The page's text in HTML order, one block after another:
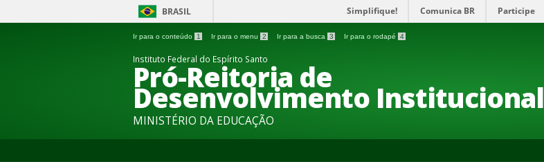
BRASIL Simplifique! Comunica BR Participe
Ir para o conteúdo 1 Ir para o menu 2 Ir para a busca 3 Ir para o rodapé 4
Instituto Federal do Espírito Santo
Pró-Reitoria de
Desenvolvimento Institucional
MINISTÉRIO DA EDUCAÇÃO